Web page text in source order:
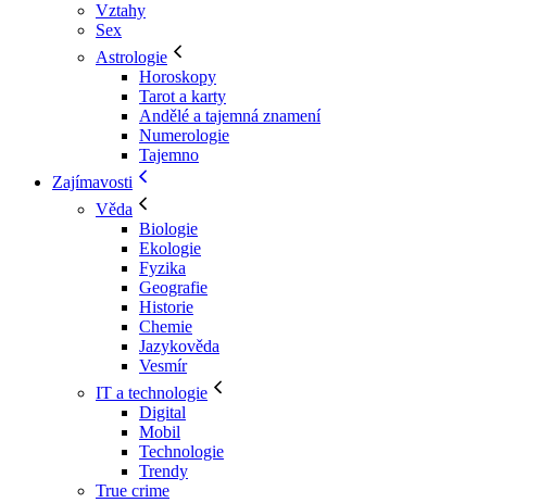
Vztahy
Sex
Astrologie
Horoskopy
Tarot a karty
Andělé a tajemná znamení
Numerologie
Tajemno
Zajímavosti
Věda
Biologie
Ekologie
Fyzika
Geografie
Historie
Chemie
Jazykověda
Vesmír
IT a technologie
Digital
Mobil
Technologie
Trendy
True crime